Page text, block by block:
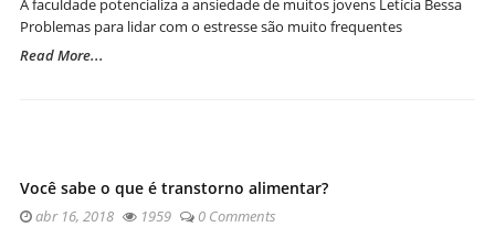
A faculdade potencializa a ansiedade de muitos jovens Letícia Bessa
Problemas para lidar com o estresse são muito frequentes
Read More...
Você sabe o que é transtorno alimentar?
abr 16, 2018 1959
0 Comments